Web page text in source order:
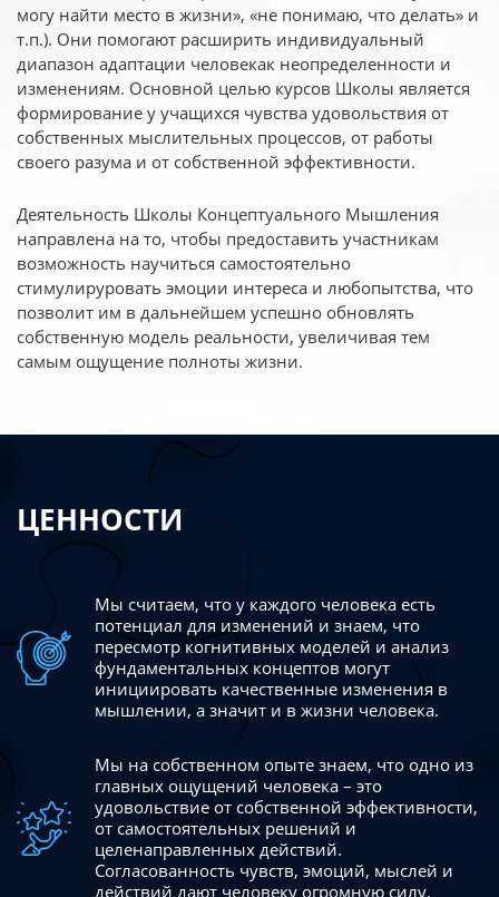
могу найти место в жизни», «не понимаю, что делать» и
т.п.). Они помогают расширить индивидуальный
диапазон адаптации человекак неопределенности и
изменениям. Основной целью курсов Школы является
формирование у учащихся чувства удовольствия от
собственных мыслительных процессов, от работы
своего разума и от собственной эффективности.
Деятельность Школы Концептуального Мышления
направлена на то, чтобы предоставить участникам
возможность научиться самостоятельно
стимулируровать эмоции интереса и любопытства, что
позволит им в дальнейшем успешно обновлять
собственную модель реальности, увеличивая тем
самым ощущение полноты жизни.
ЦЕННОСТИ
Мы считаем, что у каждого человека есть
потенциал для изменений и знаем, что
пересмотр когнитивных моделей и анализ
фундаментальных концептов могут
инициировать качественные изменения в
мышлении, а значит и в жизни человека.
Мы на собственном опыте знаем, что одно из
главных ощущений человека – это
удовольствие от собственной эффективности,
от самостоятельных решений и
целенаправленных действий.
Согласованность чувств, эмоций, мыслей и
действий дают человеку огромную силу.